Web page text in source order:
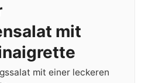
mit
mit einer leckeren